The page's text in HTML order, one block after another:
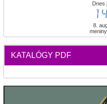
Dnes
8.
KATALÓGY PDF